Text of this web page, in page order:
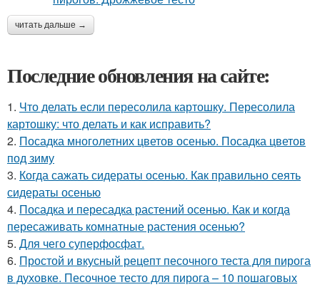
читать дальше →
Последние обновления на сайте:
1. Что делать если пересолила картошку. Пересолила
картошку: что делать и как исправить?
2. Посадка многолетних цветов осенью. Посадка цветов
под зиму
3. Когда сажать сидераты осенью. Как правильно сеять
сидераты осенью
4. Посадка и пересадка растений осенью. Как и когда
пересаживать комнатные растения осенью?
5. Для чего суперфосфат.
6. Простой и вкусный рецепт песочного теста для пирога
в духовке. Песочное тесто для пирога – 10 пошаговых